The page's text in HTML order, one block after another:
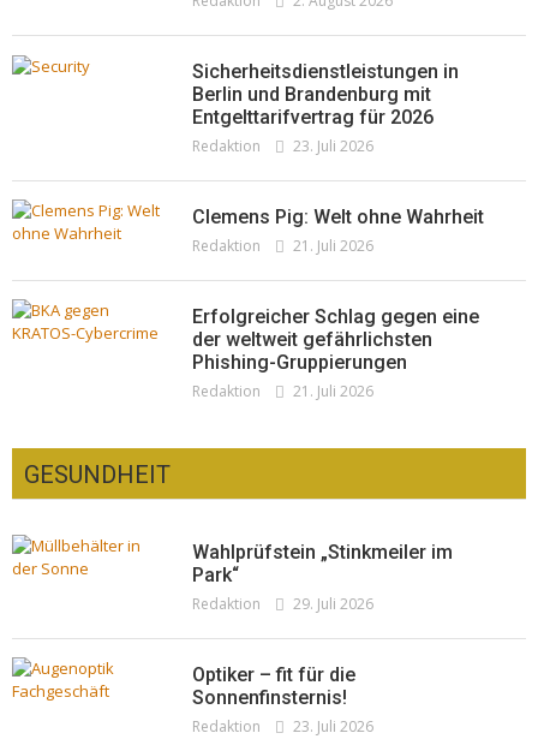
Redaktion 19. Juli 2026
Woher kommt der Honig? – Neue EU-
Regeln gelten 14. Juni
Redaktion 13. Juni 2026
Sicherheitsdienstleistungen in
Berlin und Brandenburg mit
Entgelttarifvertrag für 2026
Redaktion 23. Juli 2026
Clemens Pig: Welt ohne Wahrheit
Redaktion 21. Juli 2026
Erfolgreicher Schlag gegen eine
der weltweit gefährlichsten
Phishing-Gruppierungen
Redaktion 21. Juli 2026
GESUNDHEIT
Wahlprüfstein „Stinkmeiler im
Park“
Redaktion 29. Juli 2026
Optiker – fit für die
Sonnenfinsternis!
Redaktion 23. Juli 2026